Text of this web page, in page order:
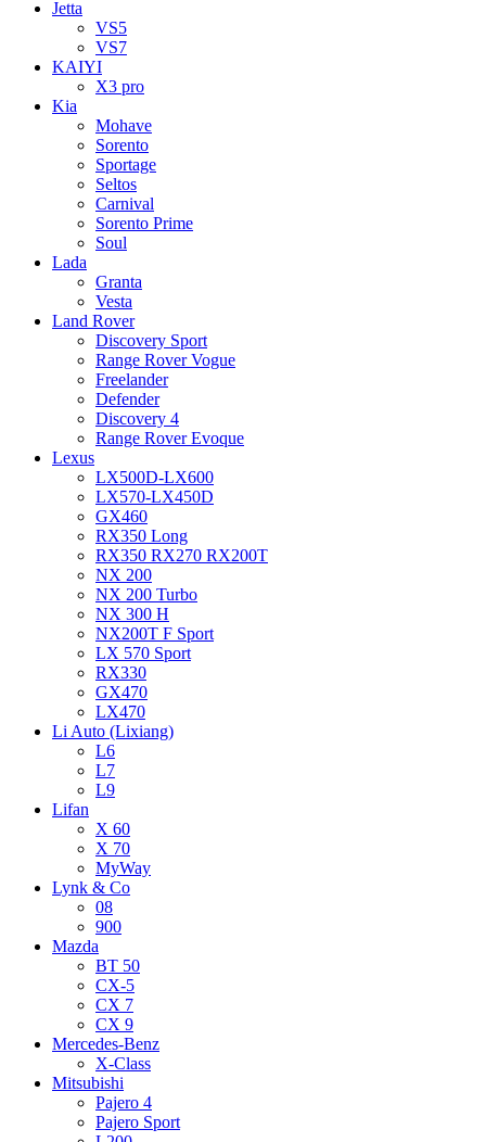
Jetta
VS5
VS7
KAIYI
X3 pro
Kia
Mohave
Sorento
Sportage
Seltos
Carnival
Sorento Prime
Soul
Lada
Granta
Vesta
Land Rover
Discovery Sport
Range Rover Vogue
Freelander
Defender
Discovery 4
Range Rover Evoque
Lexus
LX500D-LX600
LX570-LX450D
GX460
RX350 Long
RX350 RX270 RX200T
NX 200
NX 200 Turbo
NX 300 H
NX200T F Sport
LX 570 Sport
RX330
GX470
LX470
Li Auto (Lixiang)
L6
L7
L9
Lifan
X 60
X 70
MyWay
Lynk & Co
08
900
Mazda
BT 50
CX-5
CX 7
CX 9
Mercedes-Benz
X-Class
Mitsubishi
Pajero 4
Pajero Sport